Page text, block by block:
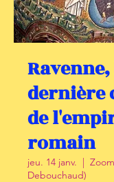
dernière
de
romain
jeu. 14 janv.
  |
Debouchaud)